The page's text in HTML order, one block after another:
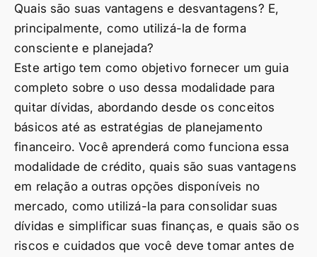
Quais são suas vantagens e desvantagens? E,
principalmente, como utilizá-la de forma
consciente e planejada?
Este artigo tem como objetivo fornecer um guia
completo sobre o uso dessa modalidade para
quitar dívidas, abordando desde os conceitos
básicos até as estratégias de planejamento
financeiro. Você aprenderá como funciona essa
modalidade de crédito, quais são suas vantagens
em relação a outras opções disponíveis no
mercado, como utilizá-la para consolidar suas
dívidas e simplificar suas finanças, e quais são os
riscos e cuidados que você deve tomar antes de